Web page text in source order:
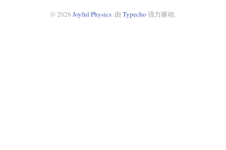
© 2026 Joyful Physics. 由 Typecho 强力驱动.